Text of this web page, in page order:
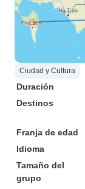
Ciudad y Cultura
Duración
Destinos
Franja de edad
Idioma
Tamaño del
grupo